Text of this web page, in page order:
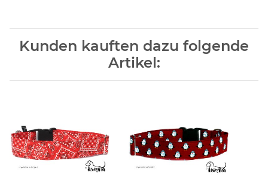
Kunden kauften dazu folgende
Artikel: